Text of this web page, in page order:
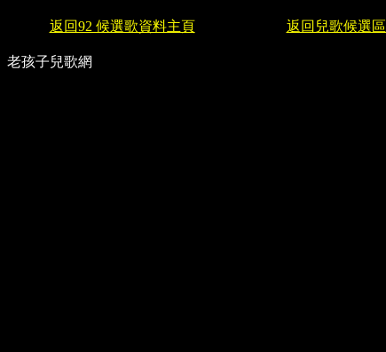
返回92 候選歌資料主頁 返回兒歌候選
老孩子兒歌網